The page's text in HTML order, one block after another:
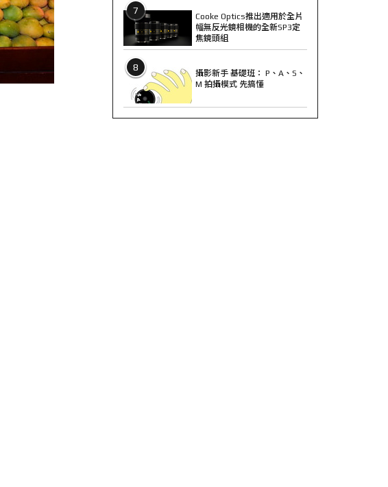
7
Cooke Optics推出適用於全片
幅無反光鏡相機的全新SP3定
焦鏡頭組
8
攝影新手 基礎班： P、A、S、
M 拍攝模式 先搞懂